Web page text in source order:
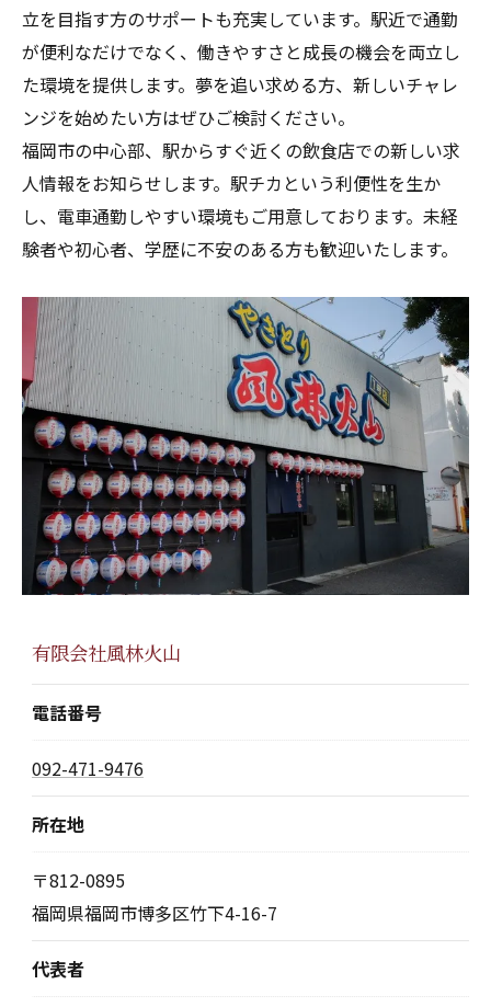
立を目指す方のサポートも充実しています。駅近で通勤
が便利なだけでなく、働きやすさと成長の機会を両立し
た環境を提供します。夢を追い求める方、新しいチャレ
ンジを始めたい方はぜひご検討ください。
福岡市の中心部、駅からすぐ近くの飲食店での新しい求
人情報をお知らせします。駅チカという利便性を生か
し、電車通勤しやすい環境もご用意しております。未経
験者や初心者、学歴に不安のある方も歓迎いたします。
有限会社風林火山
電話番号
092-471-9476
所在地
〒812-0895
福岡県福岡市博多区竹下4-16-7
代表者